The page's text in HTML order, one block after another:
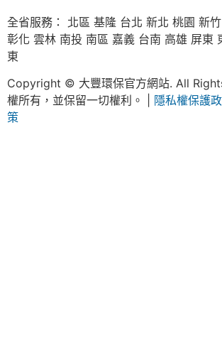
全省服務： 北區 基隆 台北 新北 桃園 新
彰化 雲林 南投 南區 嘉義 台南 高雄 屏東
東
Copyright © 大豐環保官方網站. All
權所有，並保留一切權利。 | 隱私權保護
策